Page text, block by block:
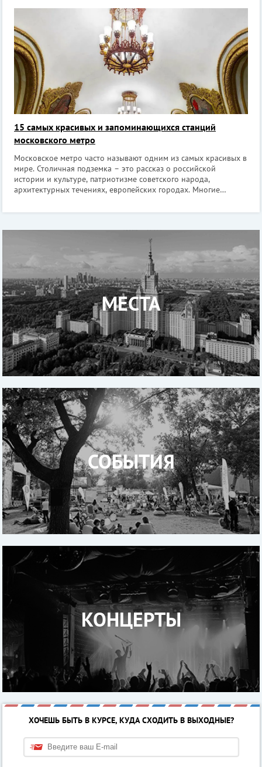
городских достопримечательностей. На
15 самых красивых и запоминающихся станций
московского метро
Московское метро часто называют одним из самых красивых в
мире. Столичная подземка – это рассказ о российской
истории и культуре, патриотизме советского народа,
архитектурных течениях, европейских городах. Многие
скульптурами. Туристам даже пр
МЕСТА
СОБЫТИЯ
КОНЦЕРТЫ
ХОЧЕШЬ БЫТЬ В КУРСЕ, КУДА СХОДИТЬ В ВЫХОДНЫЕ?